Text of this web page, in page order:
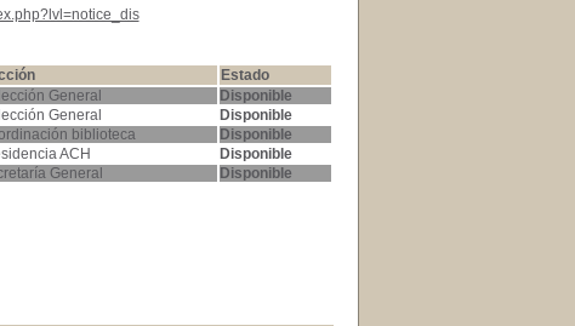
Estado
General
Disponible
General
Disponible
biblioteca
Disponible
ACH
Disponible
General Disponible